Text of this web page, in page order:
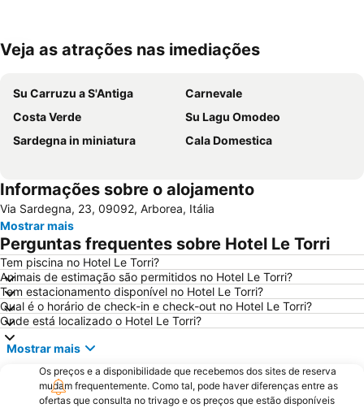
Ampliar mapa
Veja as atrações nas imediações
Su Carruzu a S'Antiga
Carnevale
Costa Verde
Su Lagu Omodeo
Sardegna in miniatura
Cala Domestica
Informações sobre o alojamento
Via Sardegna, 23, 09092, Arborea, Itália
Mostrar mais
Perguntas frequentes sobre Hotel Le Torri
Tem piscina no Hotel Le Torri?
Animais de estimação são permitidos no Hotel Le Torri?
Tem estacionamento disponível no Hotel Le Torri?
Qual é o horário de check-in e check-out no Hotel Le Torri?
Onde está localizado o Hotel Le Torri?
Mostrar mais
Os preços e a disponibilidade que recebemos dos sites de reserva
mudam frequentemente. Como tal, pode haver diferenças entre as
ofertas que consulta no trivago e os preços que estão disponíveis